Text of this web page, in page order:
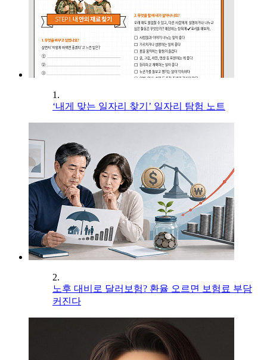
1.
‘내게 맞는 일자리 찾기’ 일자리 탐험 노트
2.
노후 대비로 달러보험? 환율 오르면 보험료 부담
커진다